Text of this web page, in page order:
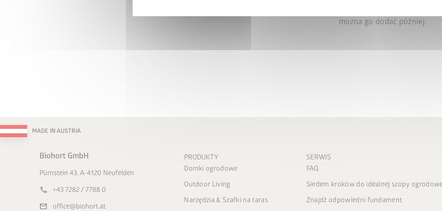
Drugie skrzydło drzwiowe
można go dodać później.
MADE IN AUSTRIA
Biohort GmbH
Pürnstein 43, A-4120 Neufelden
call +43 7282 / 7788 0
mail office@biohort.at
PRODUKTY
Domki ogrodowe
Outdoor Living
Narzędzia & Szafki na taras
SERWIS
FAQ
Siedem kroków do idealnej szopy
Znajdź odpowiedni fundament